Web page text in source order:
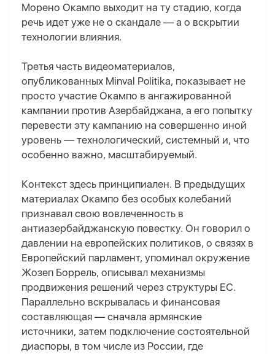
Морено Окампо выходит на ту стадию, когда
речь идет уже не о скандале — а о вскрытии
технологии влияния.
Третья часть видеоматериалов,
опубликованных Minval Politika, показывает не
просто участие Окампо в ангажированной
кампании против Азербайджана, а его попытку
перевести эту кампанию на совершенно иной
уровень — технологический, системный и, что
особенно важно, масштабируемый.
Контекст здесь принципиален. В предыдущих
материалах Окампо без особых колебаний
признавал свою вовлеченность в
антиазербайджанскую повестку. Он говорил о
давлении на европейских политиков, о связях в
Европейский парламент, упоминал окружение
Жозеп Боррель, описывал механизмы
продвижения решений через структуры ЕС.
Параллельно вскрывалась и финансовая
составляющая — сначала армянские
источники, затем подключение состоятельной
диаспоры, в том числе из России, где